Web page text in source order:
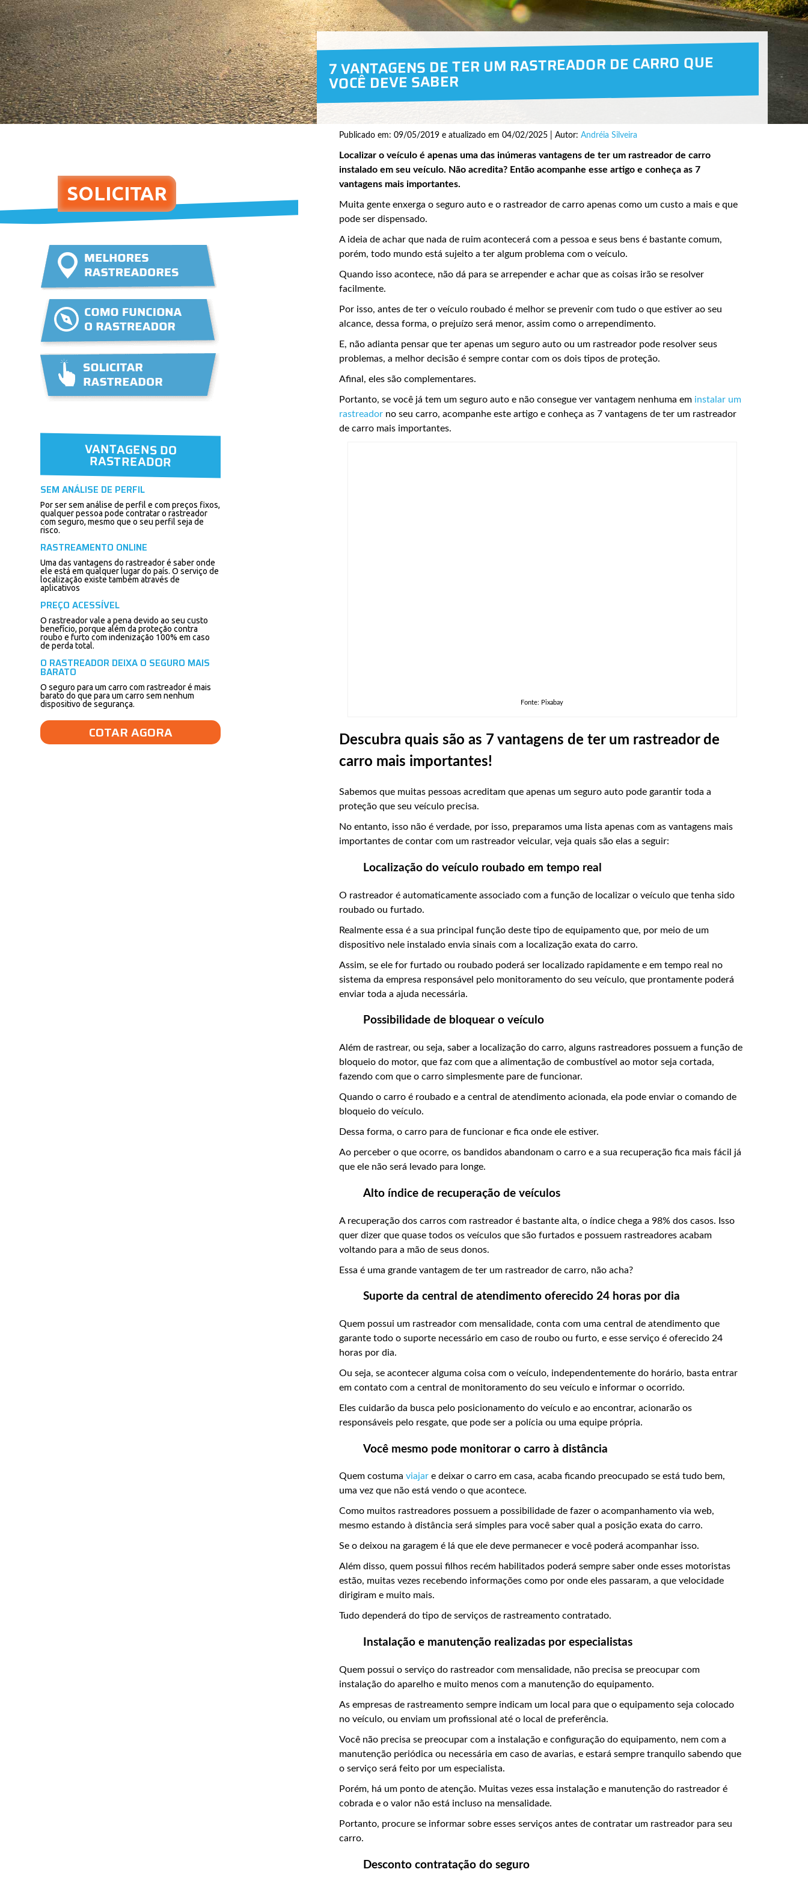
7 VANTAGENS DE TER UM RASTREADOR DE CARRO QUE
VOCÊ DEVE SABER
Publicado em: 09/05/2019 e atualizado em 04/02/2025 | Autor:Andréia Silveira
Localizar o veículo é apenas uma das inúmeras vantagens de ter um rastreador de carro
instalado em seu veículo. Não acredita? Então acompanhe esse artigo e conheça as 7
vantagens mais importantes.
Muita gente enxerga o seguro auto e o rastreador de carro apenas como um custo a mais e que
pode ser dispensado.
A ideia de achar que nada de ruim acontecerá com a pessoa e seus bens é bastante comum,
porém, todo mundo está sujeito a ter algum problema com o veículo.
Quando isso acontece, não dá para se arrepender e achar que as coisas irão se resolver
facilmente.
Por isso, antes de ter o veículo roubado é melhor se prevenir com tudo o que estiver ao seu
alcance, dessa forma, o prejuízo será menor, assim como o arrependimento.
E, não adianta pensar que ter apenas um seguro auto ou um rastreador pode resolver seus
problemas, a melhor decisão é sempre contar com os dois tipos de proteção.
Afinal, eles são complementares.
Portanto, se você já tem um seguro auto e não consegue ver vantagem nenhuma em instalar um
rastreador no seu carro, acompanhe este artigo e conheça as 7 vantagens de ter um rastreador
de carro mais importantes.
Fonte: Pixabay
Descubra quais são as 7 vantagens de ter um rastreador de
carro mais importantes!
Sabemos que muitas pessoas acreditam que apenas um seguro auto pode garantir toda a
proteção que seu veículo precisa.
No entanto, isso não é verdade, por isso, preparamos uma lista apenas com as vantagens mais
importantes de contar com um rastreador veicular, veja quais são elas a seguir:
Localização do veículo roubado em tempo real
O rastreador é automaticamente associado com a função de localizar o veículo que tenha sido
roubado ou furtado.
Realmente essa é a sua principal função deste tipo de equipamento que, por meio de um
dispositivo nele instalado envia sinais com a localização exata do carro.
Assim, se ele for furtado ou roubado poderá ser localizado rapidamente e em tempo real no
sistema da empresa responsável pelo monitoramento do seu veículo, que prontamente poderá
enviar toda a ajuda necessária.
Possibilidade de bloquear o veículo
Além de rastrear, ou seja, saber a localização do carro, alguns rastreadores possuem a função de
bloqueio do motor, que faz com que a alimentação de combustível ao motor seja cortada,
fazendo com que o carro simplesmente pare de funcionar.
Quando o carro é roubado e a central de atendimento acionada, ela pode enviar o comando de
bloqueio do veículo.
Dessa forma, o carro para de funcionar e fica onde ele estiver.
Ao perceber o que ocorre, os bandidos abandonam o carro e a sua recuperação fica mais fácil já
que ele não será levado para longe.
Alto índice de recuperação de veículos
A recuperação dos carros com rastreador é bastante alta, o índice chega a 98% dos casos. Isso
quer dizer que quase todos os veículos que são furtados e possuem rastreadores acabam
voltando para a mão de seus donos.
Essa é uma grande vantagem de ter um rastreador de carro, não acha?
Suporte da central de atendimento oferecido 24 horas por dia
Quem possui um rastreador com mensalidade, conta com uma central de atendimento que
garante todo o suporte necessário em caso de roubo ou furto, e esse serviço é oferecido 24
horas por dia.
Ou seja, se acontecer alguma coisa com o veículo, independentemente do horário, basta entrar
em contato com a central de monitoramento do seu veículo e informar o ocorrido.
Eles cuidarão da busca pelo posicionamento do veículo e ao encontrar, acionarão os
responsáveis pelo resgate, que pode ser a polícia ou uma equipe própria.
Você mesmo pode monitorar o carro à distância
Quem costumaviajar e deixar o carro em casa, acaba ficando preocupado se está tudo bem,
uma vez que não está vendo o que acontece.
Como muitos rastreadores possuem a possibilidade de fazer o acompanhamento via web,
mesmo estando à distância será simples para você saber qual a posição exata do carro.
Se o deixou na garagem é lá que ele deve permanecer e você poderá acompanhar isso.
Além disso, quem possui filhos recém habilitados poderá sempre saber onde esses motoristas
estão, muitas vezes recebendo informações como por onde eles passaram, a que velocidade
dirigiram e muito mais.
Tudo dependerá do tipo de serviços de rastreamento contratado.
Instalação e manutenção realizadas por especialistas
Quem possui o serviço do rastreador com mensalidade, não precisa se preocupar com
instalação do aparelho e muito menos com a manutenção do equipamento.
As empresas de rastreamento sempre indicam um local para que o equipamento seja colocado
no veículo, ou enviam um profissional até o local de preferência.
Você não precisa se preocupar com a instalação e configuração do equipamento, nem com a
manutenção periódica ou necessária em caso de avarias, e estará sempre tranquilo sabendo que
o serviço será feito por um especialista.
Porém, há um ponto de atenção. Muitas vezes essa instalação e manutenção do rastreador é
cobrada e o valor não está incluso na mensalidade.
Portanto, procure se informar sobre esses serviços antes de contratar um rastreador para seu
carro.
Desconto contratação do seguro
VANTAGENS DO
RASTREADOR
SEM ANÁLISE DE PERFIL
Por ser sem análise de perfil e com preços fixos,
qualquer pessoa pode contratar o rastreador
com seguro, mesmo que o seu perfil seja de
risco.
RASTREAMENTO ONLINE
Uma das vantagens do rastreador é saber onde
ele está em qualquer lugar do país. O serviço de
localização existe também através de
aplicativos
PREÇO ACESSÍVEL
O rastreador vale a pena devido ao seu custo
benefício, porque além da proteção contra
roubo e furto com indenização 100% em caso
de perda total.
O RASTREADOR DEIXA O SEGURO MAIS
BARATO
O seguro para um carro com rastreador é mais
barato do que para um carro sem nenhum
dispositivo de segurança.
COTAR AGORA